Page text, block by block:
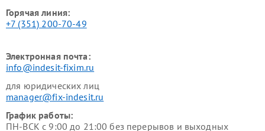
Горячая линия:
+7 (351) 200-70-49
Электронная почта:
info@indesit-fixim.ru
для юридических лиц
manager@fix-indesit.ru
График работы:
ПН-ВСК с 9:00 до 21:00 без перерывов и выходных